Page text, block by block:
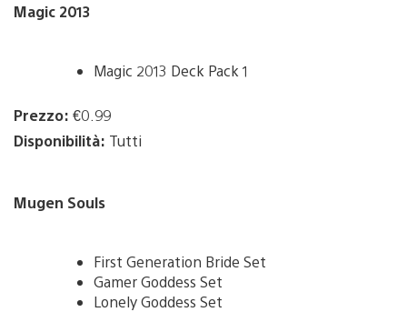
Magic 2013
Magic 2013 Deck Pack 1
Prezzo: €0.99
Disponibilità: Tutti
Mugen Souls
First Generation Bride Set
Gamer Goddess Set
Lonely Goddess Set